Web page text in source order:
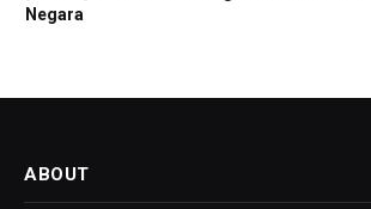
Negara
ABOUT